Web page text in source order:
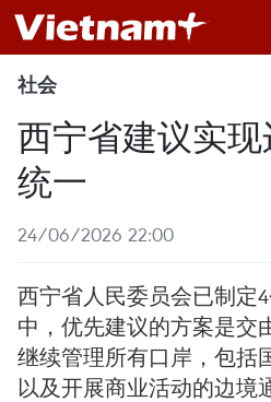
社会
西宁省建议实
统一
24/06/2026 22:00
西宁省人民委员会已制定
中，优先建议的方案是交
继续管理所有口岸，包括
以及开展商业活动的边境